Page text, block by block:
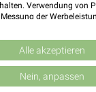
13,3 km
Super
Gültig
Verwendung von
der
aus verschiedenen
Verwendung
der Europäischen Union
Alle akzeptieren
Nein, anpassen